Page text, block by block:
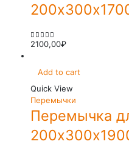
0out of 5
2100,00₽
Add to cart
Quick View
Перемычки
Перемычка